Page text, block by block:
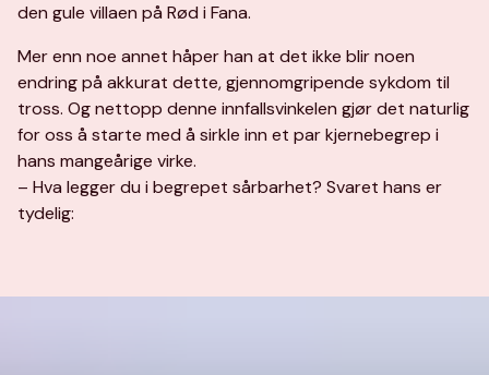
den gule villaen på Rød i Fana.
Mer enn noe annet håper han at det ikke blir noen
endring på akkurat dette, gjennomgripende sykdom til
tross. Og nettopp denne innfallsvinkelen gjør det naturlig
for oss å starte med å sirkle inn et par kjernebegrep i
hans mangeårige virke.
– Hva legger du i begrepet sårbarhet? Svaret hans er
tydelig: